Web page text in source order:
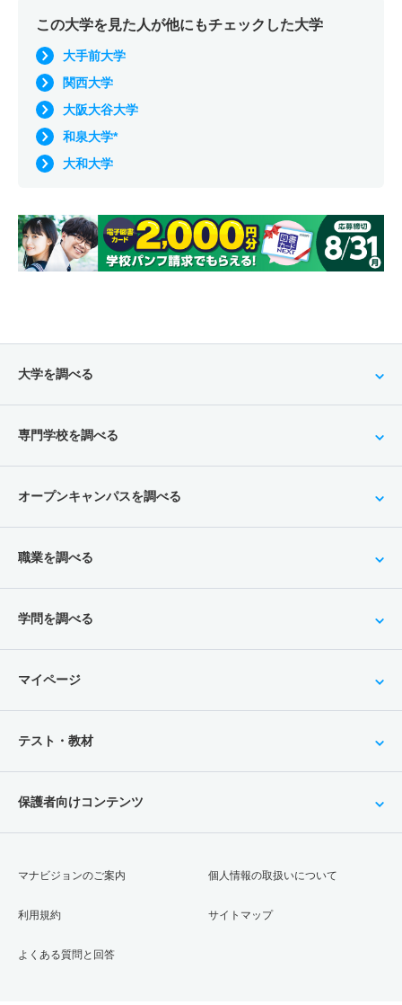
この大学を見た人が他にもチェックした大学
大手前大学
関西大学
大阪大谷大学
和泉大学*
大和大学
大学を調べる
専門学校を調べる
オープンキャンパスを調べる
職業を調べる
学問を調べる
マイページ
テスト・教材
保護者向けコンテンツ
マナビジョンのご案内
利用規約
よくある質問と回答
個人情報の取扱いについて
サイトマップ